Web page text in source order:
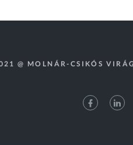
@ MOLNÁR-CSIKÓS